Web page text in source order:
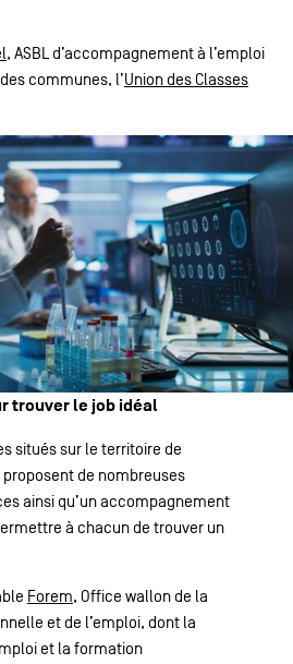
, ASBL d’accompagnement à l’emploi
des communes, l’Union des Classes
trouver le job idéal
situés sur le territoire de
de nombreuses
ainsi qu’un accompagnement
à chacun de trouver un
Forem, Office wallon de la
et de l’emploi, dont la
et la formation